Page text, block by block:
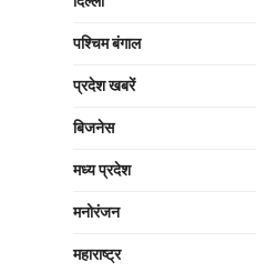
पश्चिम बंगाल
प्रदेश खबरें
बिजनेस
मध्य प्रदेश
मनोरंजन
महाराष्ट्र